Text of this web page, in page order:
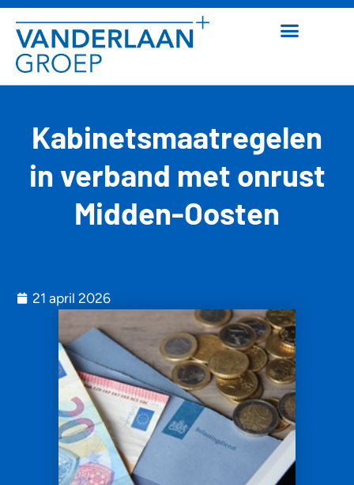
Kabinetsmaatregelen
in verband met onrust
Midden-Oosten
21 april 2026